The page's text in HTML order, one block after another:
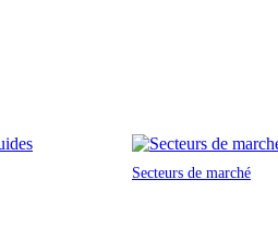
Secteurs de marché